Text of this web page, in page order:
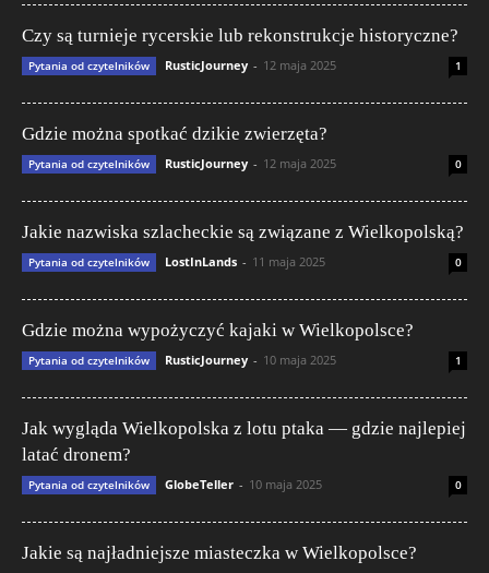
Czy są turnieje rycerskie lub rekonstrukcje historyczne?
Pytania od czytelników RusticJourney - 12 maja 2025 1
Gdzie można spotkać dzikie zwierzęta?
Pytania od czytelników RusticJourney - 12 maja 2025 0
Jakie nazwiska szlacheckie są związane z Wielkopolską?
Pytania od czytelników LostInLands - 11 maja 2025 0
Gdzie można wypożyczyć kajaki w Wielkopolsce?
Pytania od czytelników RusticJourney - 10 maja 2025 1
Jak wygląda Wielkopolska z lotu ptaka — gdzie najlepiej
latać dronem?
Pytania od czytelników GlobeTeller - 10 maja 2025 0
Jakie są najładniejsze miasteczka w Wielkopolsce?